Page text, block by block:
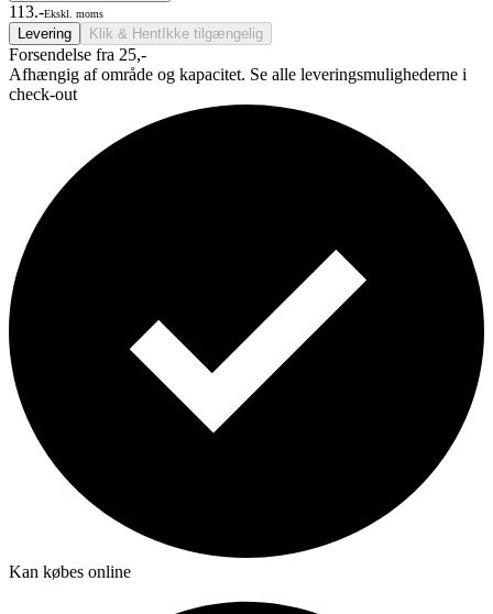
113.-Ekskl. moms
Levering Klik & Hent Ikke tilgængelig
Forsendelse fra 25,-
Afhængig af område og kapacitet. Se alle leveringsmulighederne i
check-out
Kan købes online